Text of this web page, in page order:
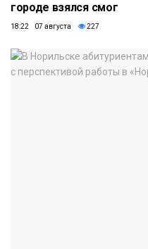
городе взялся смог
18:22 07 августа 227